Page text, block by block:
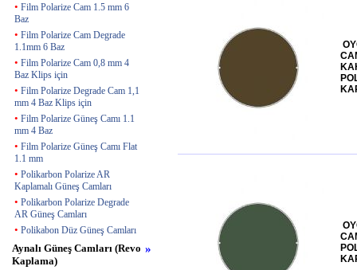
• Film Polarize Cam 1.5 mm 6
Baz
• Film Polarize Cam Degrade
1.1mm 6 Baz
• Film Polarize Cam 0,8 mm 4
Baz Klips için
• Film Polarize Degrade Cam 1,1
mm 4 Baz Klips için
• Film Polarize Güneş Camı 1.1
mm 4 Baz
• Film Polarize Güneş Camı Flat
1.1 mm
• Polikarbon Polarize AR
Kaplamalı Güneş Camları
• Polikarbon Polarize Degrade
AR Güneş Camları
• Polikabon Düz Güneş Camları
Aynalı Güneş Camları (Revo
Kaplama)
»